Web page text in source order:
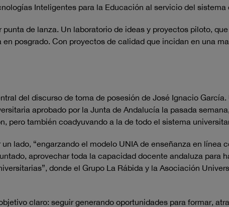
Inteligentes para la Educación al servicio del
de lanza. Un laboratorio de ideas y proyectos piloto,
posgrado. Con proyectos de calidad que incidan en una
del discurso de toma de posesión de José Ignacio
aprobado por la Junta de Andalucía la pasada
pero también coadyuvando a la de todo el sistema
lado, “engarzando el modelo UNIA de enseñanza en línea
aprovechar toda la capacidad docente andaluza para
donde el Grupo La Rábida y la Asociación
claro: seguir generando oportunidades para formar,